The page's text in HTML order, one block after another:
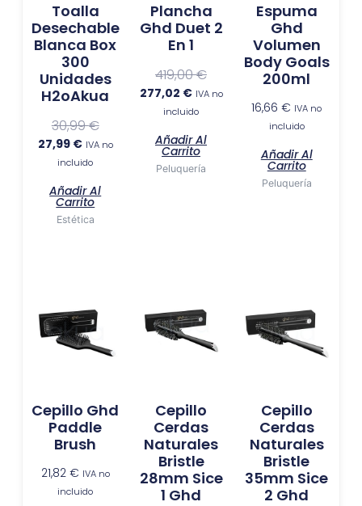
Toalla
Desechable
Blanca Box
300
Unidades
H2oAkua
30,99€
27,99 € IVA no
incluido
Añadir Al
Carrito
Estética
Plancha
Ghd Duet 2
En 1
419,00€
277,02 € IVA no
incluido
Añadir Al
Carrito
Peluquería
Espuma
Ghd
Volumen
Body Goals
200ml
16,66€ IVA no
incluido
Añadir Al
Carrito
Peluquería
Cepillo Ghd
Paddle
Brush
21,82 € IVA no
incluido
Cepillo
Cerdas
Naturales
Bristle
28mm Sice
1 Ghd
Cepillo
Cerdas
Naturales
Bristle
35mm Sice
2 Ghd